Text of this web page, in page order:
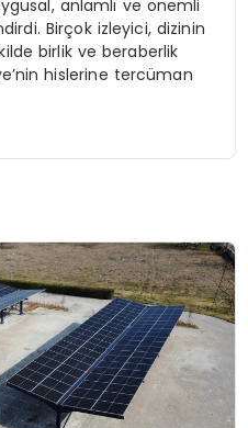
anlamlı ve önemli
Birçok izleyici, dizinin
birlik ve beraberlik
hislerine tercüman